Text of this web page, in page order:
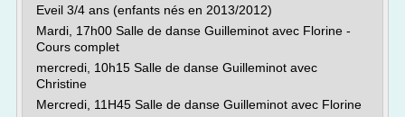
Eveil 3/4 ans (enfants nés en 2013/2012)
Mardi, 17h00 Salle de danse Guilleminot avec Florine -
Cours complet
mercredi, 10h15 Salle de danse Guilleminot avec
Christine
Mercredi, 11H45 Salle de danse Guilleminot avec Florine